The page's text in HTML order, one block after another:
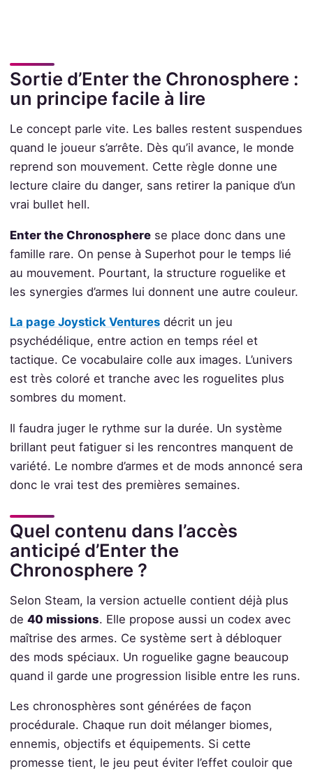
Sortie d’Enter the Chronosphere :
un principe facile à lire
Le concept parle vite. Les balles restent suspendues
quand le joueur s’arrête. Dès qu’il avance, le monde
reprend son mouvement. Cette règle donne une
lecture claire du danger, sans retirer la panique d’un
vrai bullet hell.
Enter the Chronospherese place donc dans une
famille rare. On pense à Superhot pour le temps lié
au mouvement. Pourtant, la structure roguelike et
les synergies d’armes lui donnent une autre couleur.
La page Joystick Venturesdécrit un jeu
psychédélique, entre action en temps réel et
tactique. Ce vocabulaire colle aux images. L’univers
est très coloré et tranche avec les roguelites plus
sombres du moment.
Il faudra juger le rythme sur la durée. Un système
brillant peut fatiguer si les rencontres manquent de
variété. Le nombre d’armes et de mods annoncé sera
donc le vrai test des premières semaines.
Quel contenu dans l’accès
anticipé d’Enter the
Chronosphere ?
Selon Steam, la version actuelle contient déjà plus
de 40 missions. Elle propose aussi un codex avec
maîtrise des armes. Ce système sert à débloquer
des mods spéciaux. Un roguelike gagne beaucoup
quand il garde une progression lisible entre les runs.
Les chronosphères sont générées de façon
procédurale. Chaque run doit mélanger biomes,
ennemis, objectifs et équipements. Si cette
promesse tient, le jeu peut éviter l’effet couloir que